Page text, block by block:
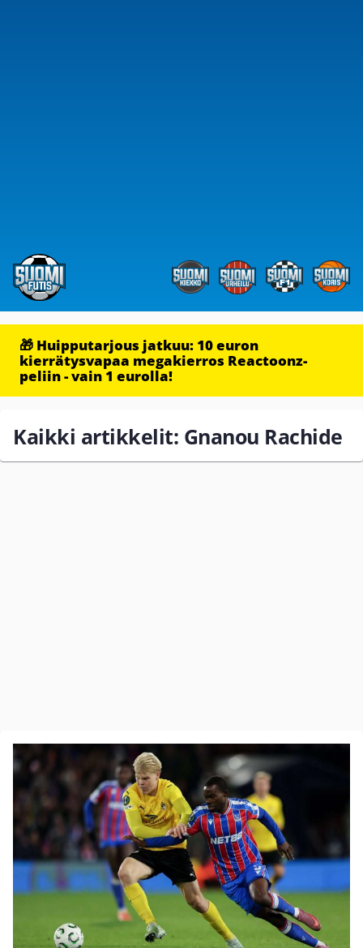
🎁 Huipputarjous jatkuu: 10 euron
kierrätysvapaa megakierros Reactoonz-
peliin - vain 1 eurolla!
Kaikki artikkelit: Gnanou Rachide